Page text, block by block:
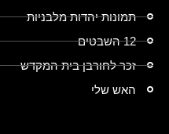
תמונות יהדות מלבניות
12 השבטים
זכר לחורבן בית המקדש
האש שלי